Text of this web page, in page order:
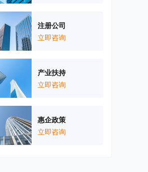
注册公司
立即咨询
产业扶持
立即咨询
惠企政策
立即咨询